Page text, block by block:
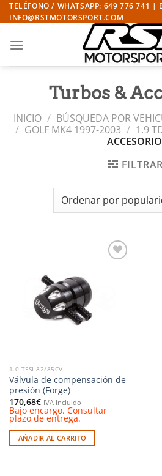
Saltar
al
TELÉFONO / WHATSAPP: 649 776 741 |
INFO@RSTMOTORSPORT.COM
Turbos &
INICIO / BÚSQUEDA POR
/ GOLF MK4 1997-2003 / 1.9
FILTRAR
1.0 TFSI 82/85CV
Válvula de compensación de
presión (Forge)
170,68€ IVA Incluido
Bajo encargo. Consultar
plazo de entrega.
AÑADIR AL CARRITO